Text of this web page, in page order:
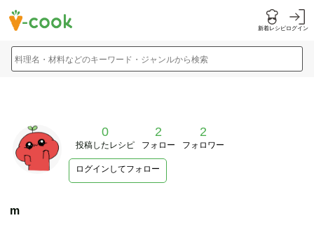
新着レシピログイン
料理名・材料などのキーワード・ジャンルから検索
0
投稿したレシピ
2
フォロー
2
フォロワー
ログインしてフォロー
m